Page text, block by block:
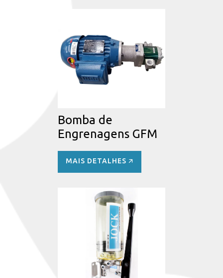
Bomba de
Engrenagens GFM
MAIS DETALHES 🡭